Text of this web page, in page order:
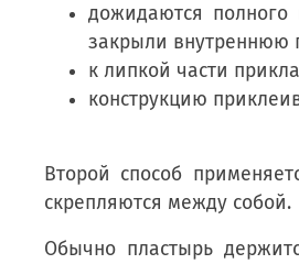
дожидаются
закрыли внутреннюю
к липкой части
конструкцию
Второй способ
скрепляются между собой.
Обычно пластырь